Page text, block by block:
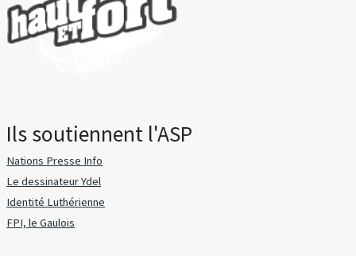
Ils soutiennent l'ASP
Nations Presse Info
Le dessinateur Ydel
Identité Luthérienne
FPI, le Gaulois